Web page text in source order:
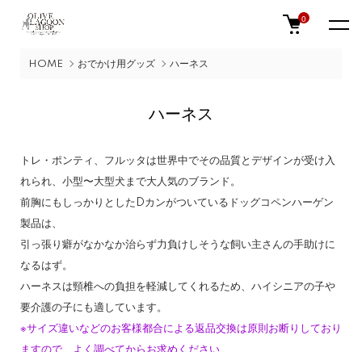
0
HOME おでかけ用グッズ ハーネス
ハーネス
トレ・ポンティ、フルッタは世界中でその品質とデザインが受け入
れられ、小型〜大型犬まで大人気のブランド。
前胸にもしっかりとしたDカンがついているドッグコペンハーゲン
製品は、
引っ張り癖がなかなか治らず力負けしそうな飼い主さんの手助けに
なるはず。
ハーネスは頸椎への負担を軽減してくれるため、ハイシニアの子や
要介護の子にも適しています。
※サイズ違いなどのお客様都合による返品交換は原則お断りしており
ますので、よく調べてからお求めください